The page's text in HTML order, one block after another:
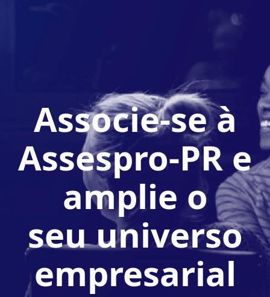
Associe-se à
Assespro-PR e
amplie o
seu universo
empresarial